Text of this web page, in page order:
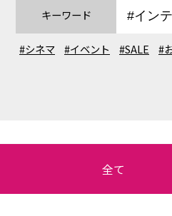
キーワード
#シネマ #イベント #SALE #
全て